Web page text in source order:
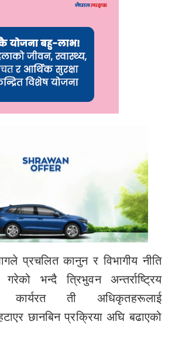
प्रचलित कानुन र विभागीय नीति
गरेको भन्दै त्रिभुवन अन्तर्राष्ट्रिय
कार्यरत ती अधिकृतहरूलाई
छानबिन प्रक्रिया अघि बढाएको